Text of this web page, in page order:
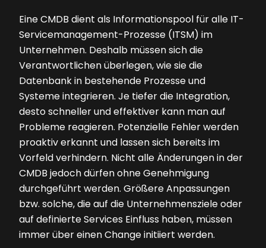
Eine CMDB dient als Informationspool für alle IT-
Servicemanagement-Prozesse (ITSM) im
Unternehmen. Deshalb müssen sich die
Verantwortlichen überlegen, wie sie die
Datenbank in bestehende Prozesse und
Systeme integrieren. Je tiefer die Integration,
desto schneller und effektiver kann man auf
Probleme reagieren. Potenzielle Fehler werden
proaktiv erkannt und lassen sich bereits im
Vorfeld verhindern. Nicht alle Änderungen in der
CMDB jedoch dürfen ohne Genehmigung
durchgeführt werden. Größere Anpassungen
bzw. solche, die auf die Unternehmensziele oder
auf definierte Services Einfluss haben, müssen
immer über einen Change initiiert werden.